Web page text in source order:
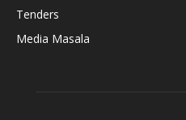
Tenders
Media Masala